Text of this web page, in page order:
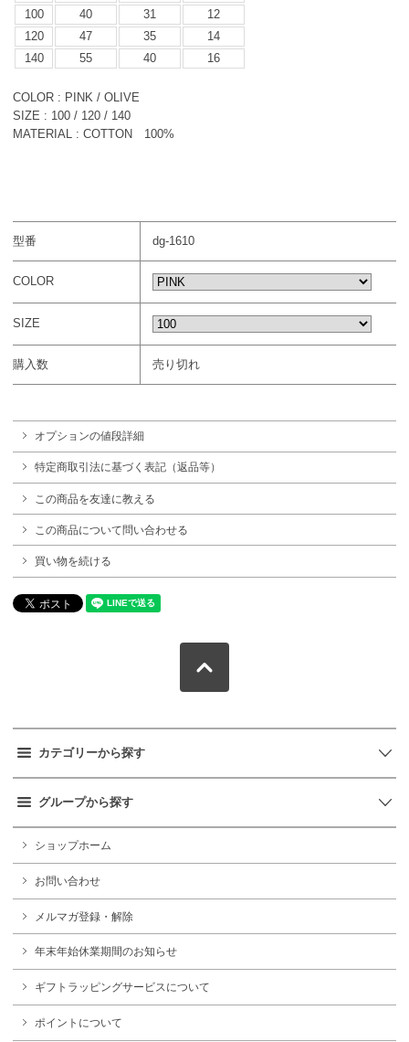
100
40 31
12
120
47 35
14
140
55 40 16
COLOR : PINK / OLIVE
SIZE : 100 / 120 / 140
MATERIAL : COTTON 100%
型番 dg-1610
COLOR
SIZE
購入数 売り切れ
オプションの値段詳細
特定商取引法に基づく表記（返品等）
この商品を友達に教える
この商品について問い合わせる
買い物を続ける
カテゴリーから探す
グループから探す
ショップホーム
お問い合わせ
メルマガ登録・解除
年末年始休業期間のお知らせ
ギフトラッピングサービスについて
ポイントについて